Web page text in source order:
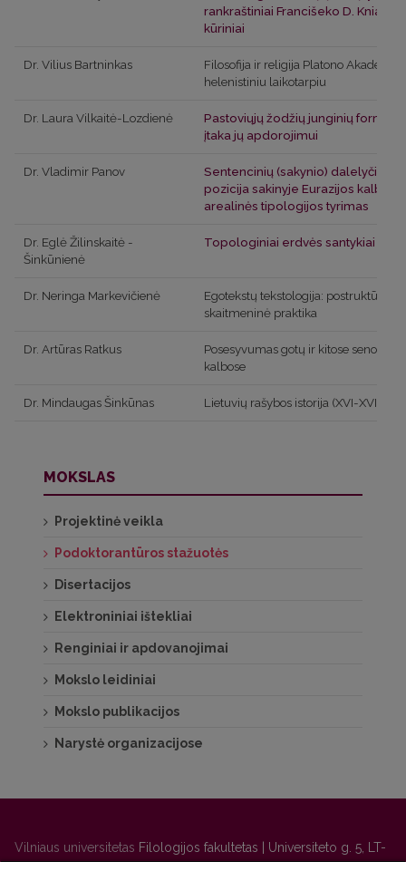
rankraštiniai Francišeko D.
kūriniai
Dr. Vilius Bartninkas
Filosofija ir religija Platono
helenistiniu laikotarpiu
Dr. Laura Vilkaitė-Lozdienė
Pastoviųjų žodžių junginių formos
įtaka jų apdorojimui
Dr. Vladimir Panov
Sentencinių (sakynio) dalelyčių
pozicija sakinyje Eurazijos
arealinės tipologijos tyrimas
Dr. Eglė Žilinskaitė -
Šinkūnienė
Topologiniai erdvės santykiai
Dr. Neringa Markevičienė
Egotekstų tekstologija:
skaitmeninė praktika
Dr. Artūras Ratkus
Posesyvumas gotų ir kitose
kalbose
Dr. Mindaugas Šinkūnas Lietuvių rašybos istorija (XVI-XVII a.)
MOKSLAS
Projektinė veikla
Podoktorantūros stažuotės
Disertacijos
Elektroniniai ištekliai
Renginiai ir apdovanojimai
Mokslo leidiniai
Mokslo publikacijos
Narystė organizacijose
Vilniaus universitetas Filologijos fakultetas | Universiteto g. 5, LT-
01131 Vilnius